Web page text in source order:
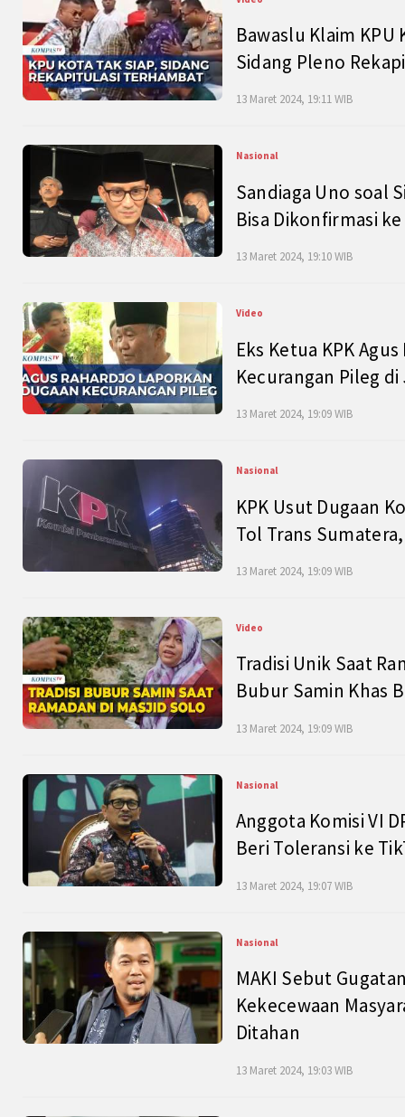
Bawaslu Klaim
Sidang Pleno
13 Maret 2024, 19:11 WIB
Nasional
Sandiaga Uno soal
Bisa Dikonfirmasi
13 Maret 2024, 19:10 WIB
Video
Eks Ketua KPK
Kecurangan Pileg
13 Maret 2024, 19:09 WIB
Nasional
KPK Usut Dugaan
Tol Trans
13 Maret 2024, 19:09 WIB
Video
Tradisi Unik Saat
Bubur Samin Khas
13 Maret 2024, 19:09 WIB
Nasional
Anggota Komisi VI
Beri Toleransi ke
13 Maret 2024, 19:07 WIB
Nasional
MAKI Sebut
Kekecewaan
Ditahan
13 Maret 2024, 19:03 WIB